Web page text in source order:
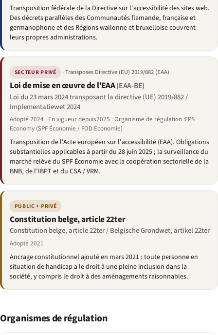
Transposition fédérale de la Directive sur l'accessibilité des sites web.
Des décrets parallèles des Communautés flamande, française et
germanophone et des Régions wallonne et bruxelloise couvrent
leurs propres administrations.
SECTEUR PRIVÉ · Transposes Directive (EU) 2019/882 (EAA)
Loi de mise en œuvre de l'EAA(EAA-BE)
Loi du 23 mars 2024 transposant la directive (UE) 2019/882 /
Implementatiewet 2024
Adopté 2024 · En vigueur depuis2025 · Organisme de régulation :FPS
Economy (SPF Économie / FOD Economie)
Transposition de l'Acte européen sur l'accessibilité (EAA). Obligations
substantielles applicables à partir du 28 juin 2025 ; la surveillance du
marché relève du SPF Économie avec la coopération sectorielle de la
BNB, de l'IBPT et du CSA / VRM.
PUBLIC + PRIVÉ
Constitution belge, article 22ter
Constitution belge, article 22ter / Belgische Grondwet, artikel 22ter
Adopté 2021
Ancrage constitutionnel ajouté en mars 2021 : toute personne en
situation de handicap a le droit à une pleine inclusion dans la
société, y compris le droit à des aménagements raisonnables.
Organismes de régulation